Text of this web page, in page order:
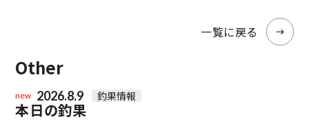
一覧に戻る
Other
new 2026.8.9 釣果情報
本日の釣果